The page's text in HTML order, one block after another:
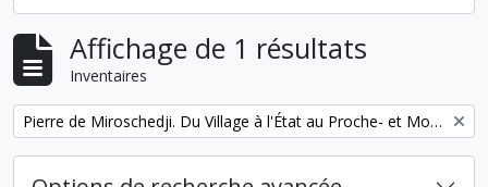
Affichage de 1 résultats
Inventaires
Remove filter: Pierre de Miroschedji. Du Village à l'État au Proche- et Moyen-Orient